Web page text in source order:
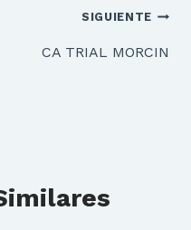
SIGUIENTE
CA TRIAL MORCIN